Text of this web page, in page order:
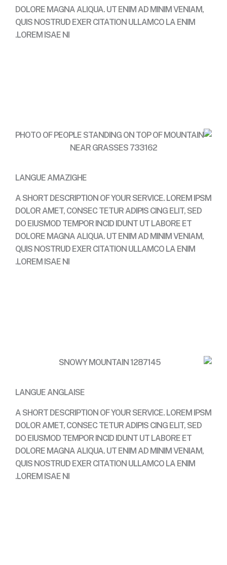
DOLORE MAGNA ALIQUA. UT ENIM AD MINIM VENIAM,
QUIS NOSTRUD EXER CITATION ULLAMCO LA ENIM
LOREM ISAE NI.
LANGUE AMAZIGHE
A SHORT DESCRIPTION OF YOUR SERVICE. LOREM IPSM
DOLOR AMET, CONSEC TETUR ADIPIS CING ELIT, SED
DO EIUSMOD TEMPOR INCID IDUNT UT LABORE ET
DOLORE MAGNA ALIQUA. UT ENIM AD MINIM VENIAM,
QUIS NOSTRUD EXER CITATION ULLAMCO LA ENIM
LOREM ISAE NI.
LANGUE ANGLAISE
A SHORT DESCRIPTION OF YOUR SERVICE. LOREM IPSM
DOLOR AMET, CONSEC TETUR ADIPIS CING ELIT, SED
DO EIUSMOD TEMPOR INCID IDUNT UT LABORE ET
DOLORE MAGNA ALIQUA. UT ENIM AD MINIM VENIAM,
QUIS NOSTRUD EXER CITATION ULLAMCO LA ENIM
LOREM ISAE NI.